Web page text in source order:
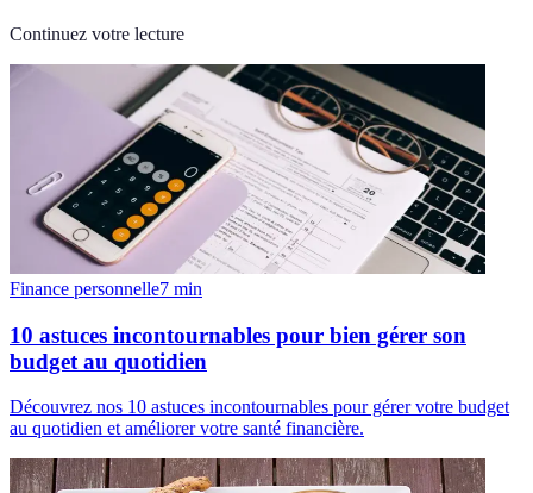
Continuez votre lecture
Finance personnelle7 min
10 astuces incontournables pour bien gérer son
budget au quotidien
Découvrez nos 10 astuces incontournables pour gérer votre budget
au quotidien et améliorer votre santé financière.